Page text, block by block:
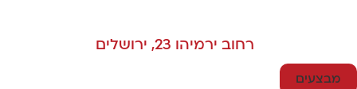
רחוב ירמיהו 23, ירושלים
מבצעים